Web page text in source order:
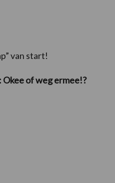
van start!
of weg ermee!?